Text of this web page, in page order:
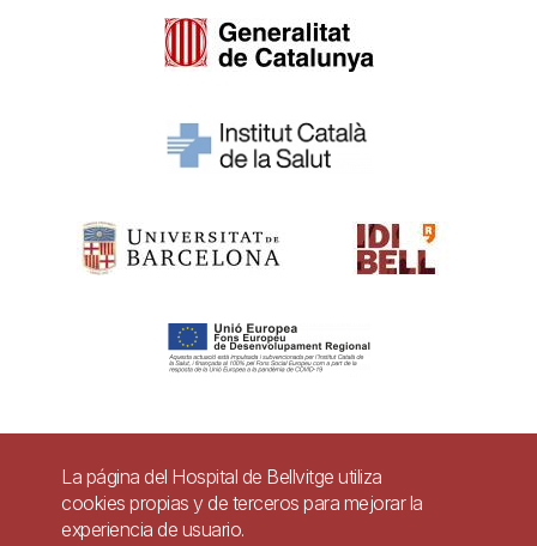
Pie
Contacto
Accesibilidad
La página del Hospital de Bellvitge utiliza
cookies propias y de terceros para mejorar la
experiencia de usuario.